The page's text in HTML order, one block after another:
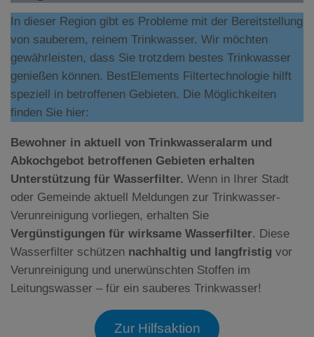
In dieser Region gibt es Probleme mit der Bereitstellung
von sauberem, reinem Trinkwasser. Wir möchten
gewährleisten, dass Sie trotzdem bestes Trinkwasser
genießen können. BestElements Filtertechnologie hilft
speziell in betroffenen Gebieten. Die Möglichkeiten
finden Sie hier:
Bewohner in aktuell von Trinkwasseralarm und
Abkochgebot betroffenen Gebieten erhalten
Unterstützung für Wasserfilter. Wenn in Ihrer Stadt
oder Gemeinde aktuell Meldungen zur Trinkwasser-
Verunreinigung vorliegen, erhalten Sie
Vergünstigungen für wirksame Wasserfilter. Diese
Wasserfilter schützen nachhaltig und langfristig vor
Verunreinigung und unerwünschten Stoffen im
Leitungswasser – für ein sauberes Trinkwasser!
Zur Hilfsaktion